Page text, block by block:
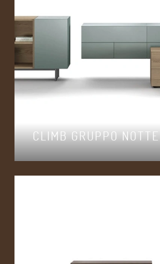
CLIMB GRUPPO NOTTE